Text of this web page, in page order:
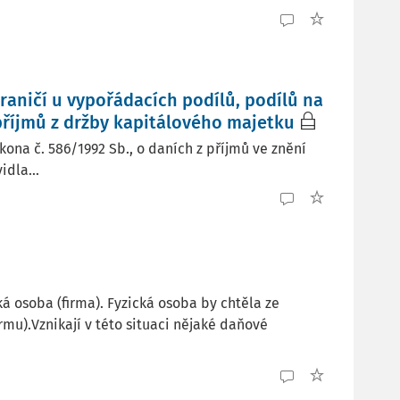
u vypořádacích podílů, podílů na
z držby kapitálového majetku
č. 586/1992 Sb., o daních z příjmů ve znění
osoba (firma). Fyzická osoba by chtěla ze
v této situaci nějaké daňové